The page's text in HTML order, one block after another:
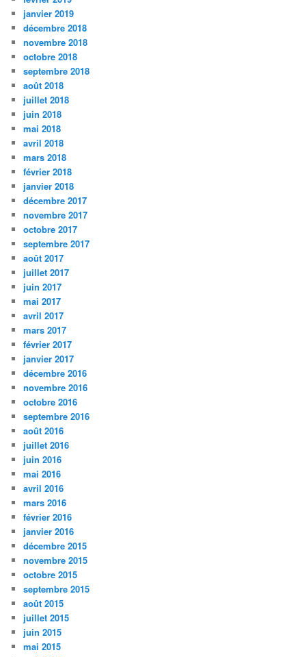
janvier 2019
décembre 2018
novembre 2018
octobre 2018
septembre 2018
août 2018
juillet 2018
juin 2018
mai 2018
avril 2018
mars 2018
février 2018
janvier 2018
décembre 2017
novembre 2017
octobre 2017
septembre 2017
août 2017
juillet 2017
juin 2017
mai 2017
avril 2017
mars 2017
février 2017
janvier 2017
décembre 2016
novembre 2016
octobre 2016
septembre 2016
août 2016
juillet 2016
juin 2016
mai 2016
avril 2016
mars 2016
février 2016
janvier 2016
décembre 2015
novembre 2015
octobre 2015
septembre 2015
août 2015
juillet 2015
juin 2015
mai 2015